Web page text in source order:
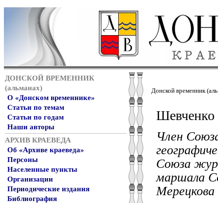
ДОНСКОЙ ВРЕМЕННИК
(альманах)
О «Донском временнике»
Статьи по темам
Статьи по годам
Наши авторы
АРХИВ КРАЕВЕДА
Об «Архиве краеведа»
Персоны
Населенные пункты
Организации
Периодические издания
Библиография
Донской временник
Шевченко
Член
Союза
маршала